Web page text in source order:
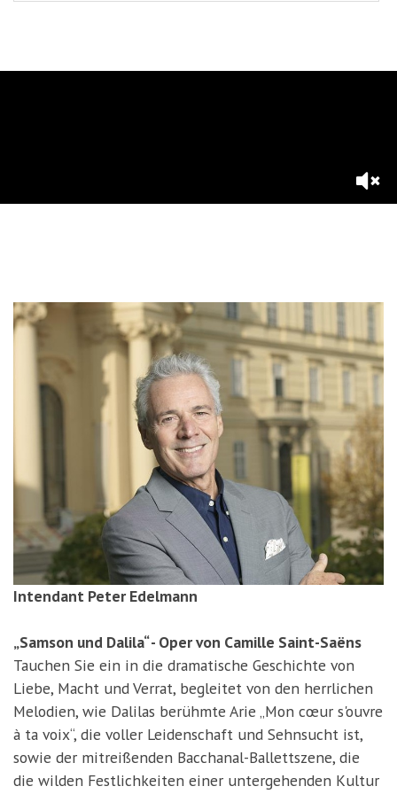
Intendant Peter Edelmann
„Samson und Dalila“ - Oper von Camille Saint-Saëns
Tauchen Sie ein in die dramatische Geschichte von
Liebe, Macht und Verrat, begleitet von den herrlichen
Melodien, wie Dalilas berühmte Arie „Mon cœur s'ouvre
à ta voix“, die voller Leidenschaft und Sehnsucht ist,
sowie der mitreißenden Bacchanal-Ballettszene, die
die wilden Festlichkeiten einer untergehenden Kultur